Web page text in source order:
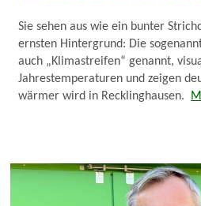
Sie sehen aus wie ein bunter
ernsten Hintergrund: Die
auch „Klimastreifen“ genannt,
Jahrestemperaturen und zeigen
wärmer wird in Recklinghausen.